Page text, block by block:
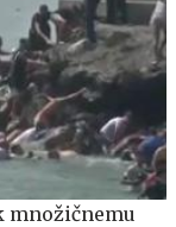
množičnemu